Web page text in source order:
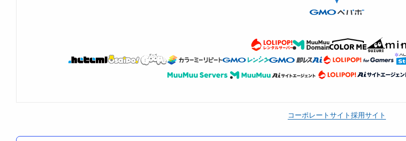
コーポレートサイト採用サイト